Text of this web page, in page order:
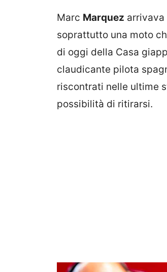
Marc Marquez arrivava
soprattutto una moto
di oggi della Casa
claudicante pilota
riscontrati nelle ultime
possibilità di ritirarsi.